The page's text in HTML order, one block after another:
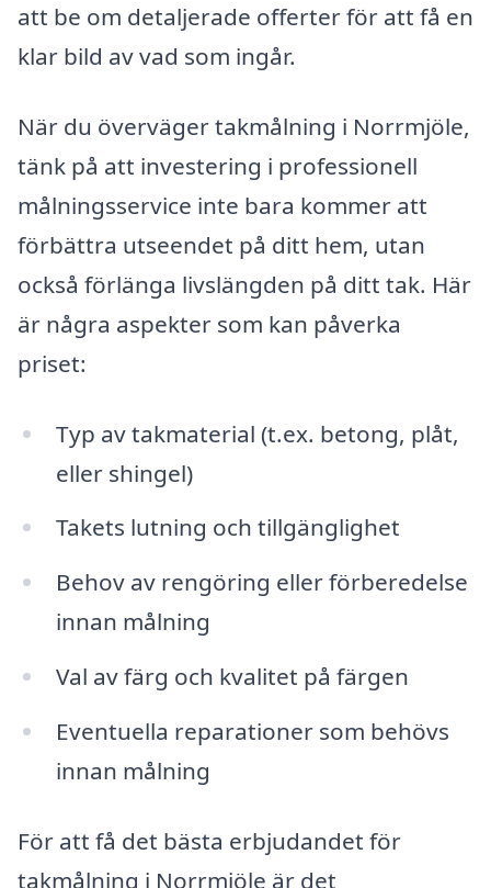
att be om detaljerade offerter för att få en
klar bild av vad som ingår.
När du överväger takmålning i Norrmjöle,
tänk på att investering i professionell
målningsservice inte bara kommer att
förbättra utseendet på ditt hem, utan
också förlänga livslängden på ditt tak. Här
är några aspekter som kan påverka
priset:
Typ av takmaterial (t.ex. betong, plåt,
eller shingel)
Takets lutning och tillgänglighet
Behov av rengöring eller förberedelse
innan målning
Val av färg och kvalitet på färgen
Eventuella reparationer som behövs
innan målning
För att få det bästa erbjudandet för
takmålning i Norrmjöle är det